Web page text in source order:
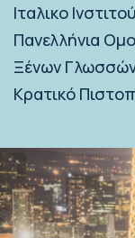
Ιταλικο
Πανελλήνια
Ξένων
Κρατικό